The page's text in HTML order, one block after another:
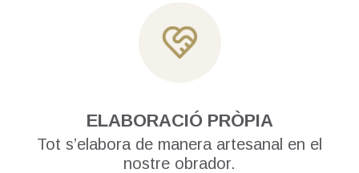
ELABORACIÓ PRÒPIA
Tot s’elabora de manera artesanal en el
nostre obrador.